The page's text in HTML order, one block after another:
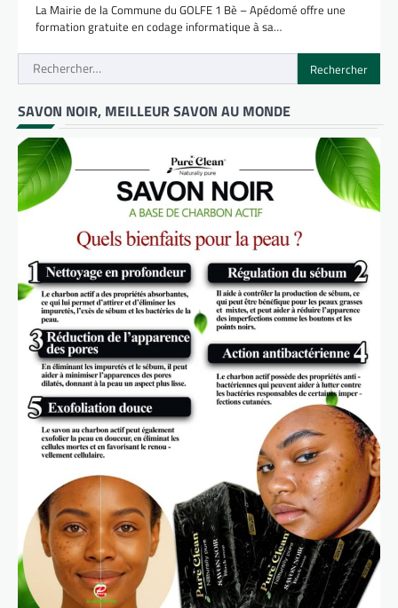
La Mairie de la Commune du GOLFE 1 Bè – Apédomé offre une
formation gratuite en codage informatique à sa…
Rechercher :
SAVON NOIR, MEILLEUR SAVON AU MONDE